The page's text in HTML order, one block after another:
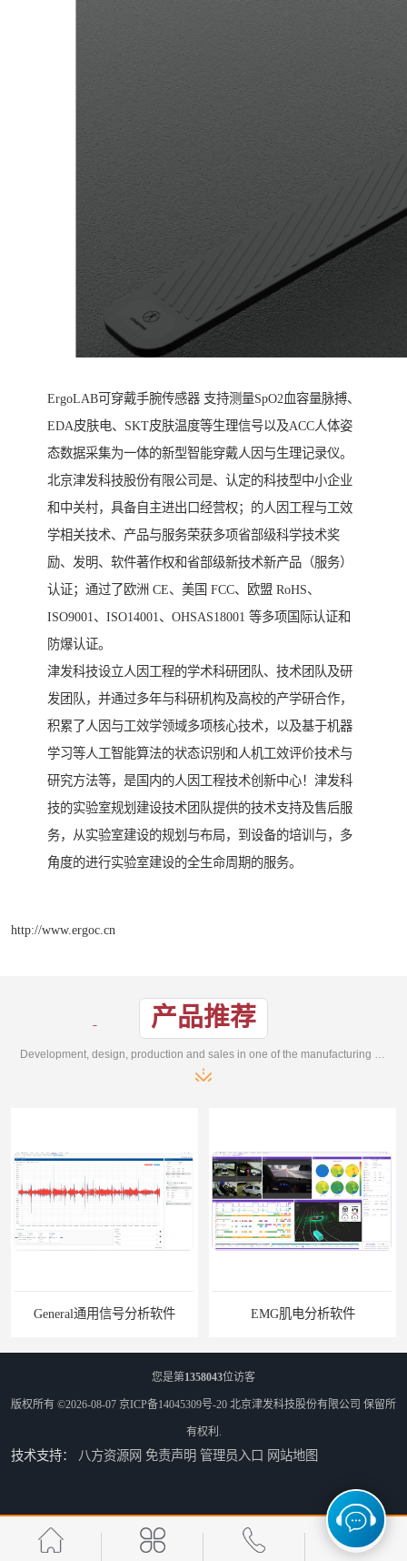
ErgoLAB可穿戴手腕传感器 支持测量SpO2血容量脉搏、
EDA皮肤电、SKT皮肤温度等生理信号以及ACC人体姿
态数据采集为一体的新型智能穿戴人因与生理记录仪。
北京津发科技股份有限公司是、认定的科技型中小企业
和中关村，具备自主进出口经营权；的人因工程与工效
学相关技术、产品与服务荣获多项省部级科学技术奖
励、发明、软件著作权和省部级新技术新产品（服务）
认证；通过了欧洲 CE、美国 FCC、欧盟 RoHS、
ISO9001、ISO14001、OHSAS18001 等多项国际认证和
防爆认证。
津发科技设立人因工程的学术科研团队、技术团队及研
发团队，并通过多年与科研机构及高校的产学研合作，
积累了人因与工效学领域多项核心技术，以及基于机器
学习等人工智能算法的状态识别和人机工效评价技术与
研究方法等，是国内的人因工程技术创新中心！津发科
技的实验室规划建设技术团队提供的技术支持及售后服
务，从实验室建设的规划与布局，到设备的培训与，多
角度的进行实验室建设的全生命周期的服务。
http://www.ergoc.cn
产品推荐
Development, design, production and sales in one of the manufacturing enterprises
General通用信号分析软件 EMG肌电分析软件
ErgoLAB人机环境同步云平台 OMS材料物理光学属性测量仪
您是第1358043位访客
版权所有 ©2026-08-07 京ICP备14045309号-20 北京津发科技股份有限公司 保留所
有权利.
技术支持： 八方资源网 免责声明 管理员入口 网站地图